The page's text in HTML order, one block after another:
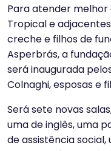
Para atender
Tropical e
creche e filhos de
Asperbrás, a
será inaugurada
Colnaghi, esposas e
Será sete novas
uma de inglês, uma
de assistência